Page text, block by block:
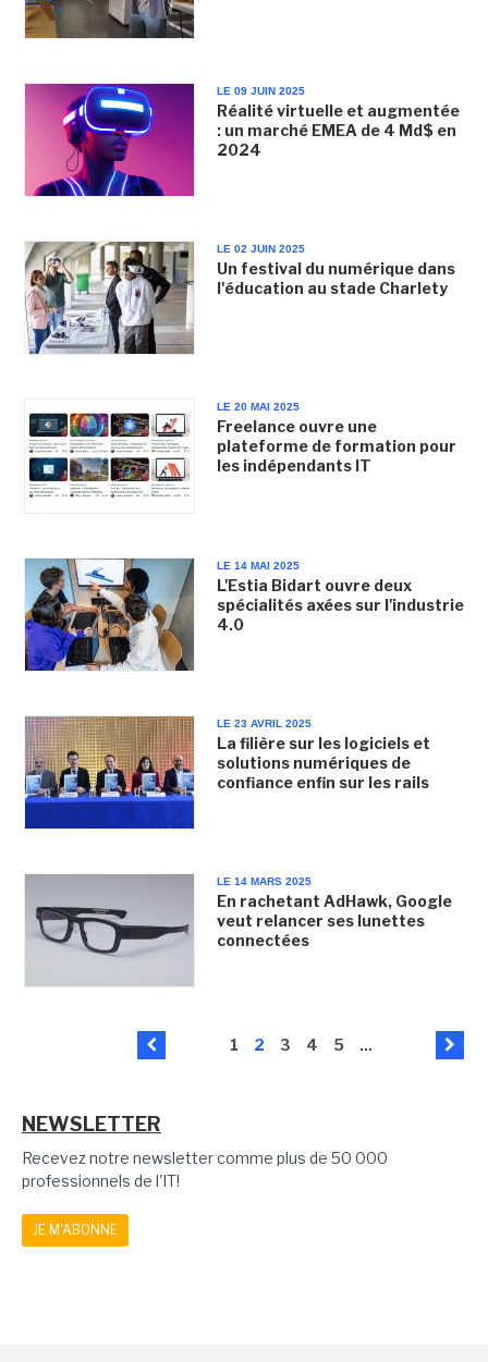
LE 09 JUIN 2025
Réalité virtuelle et augmentée
: un marché EMEA de 4 Md$ en
2024
LE 02 JUIN 2025
Un festival du numérique dans
l'éducation au stade Charlety
LE 20 MAI 2025
Freelance ouvre une
plateforme de formation pour
les indépendants IT
LE 14 MAI 2025
L'Estia Bidart ouvre deux
spécialités axées sur l'industrie
4.0
LE 23 AVRIL 2025
La filière sur les logiciels et
solutions numériques de
confiance enfin sur les rails
LE 14 MARS 2025
En rachetant AdHawk, Google
veut relancer ses lunettes
connectées
1 2 3 4 5 ...
NEWSLETTER
Recevez notre newsletter comme plus de 50 000
professionnels de l'IT!
JE M'ABONNE